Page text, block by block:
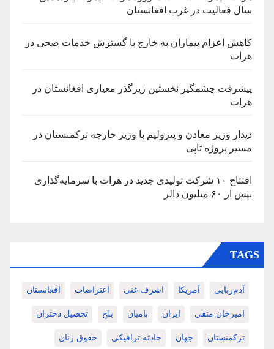
سال فعالیت در غرب افغانستان
کاهش اعزام بیماران به خارج با گسترش خدمات صحی در
هرات
پیشرفت چشمگیر نخستین زیرگذر معیاری افغانستان در
هرات
دیدار وزیر معادن و پترولیم با وزیر خارجه ترکمنستان در
مسیر پروژه تاپی
افتتاح ۱۰ شرکت تولیدی جدید در هرات با سرمایه‌گذاری
بیش از ۶۰ میلیون دالر
TAGS
آدم‌ربایی آمریکا اشرف غنی اعتراضات افغانستان
امیرخان متقی ایران بامیان بلخ تحصیل دختران
ترکمنستان جهان حادثه ترافیکی حقوق زنان